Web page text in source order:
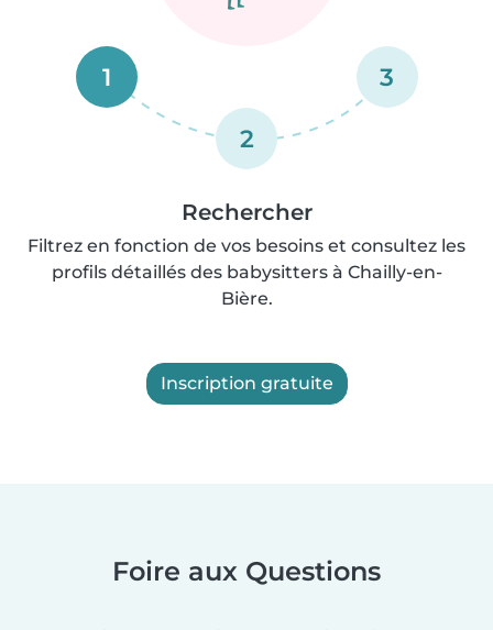
1
2
3
Rechercher
Filtrez en fonction de vos besoins et consultez les
profils détaillés des babysitters à Chailly-en-
Bière.
Inscription gratuite
Foire aux Questions